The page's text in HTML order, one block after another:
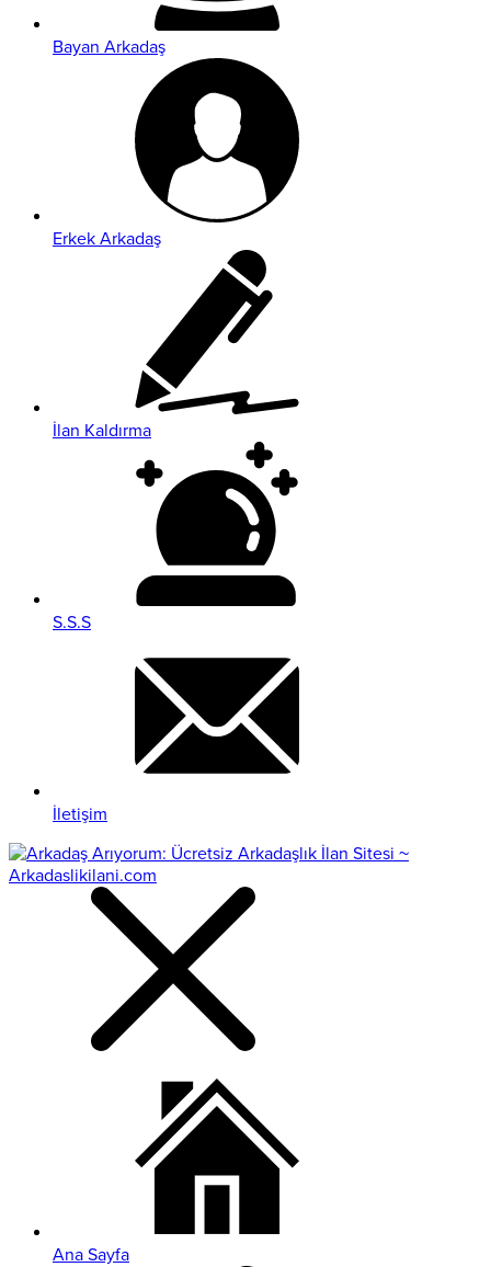
Bayan Arkadaş
Erkek Arkadaş
İlan Kaldırma
S.S.S
İletişim
Ana Sayfa